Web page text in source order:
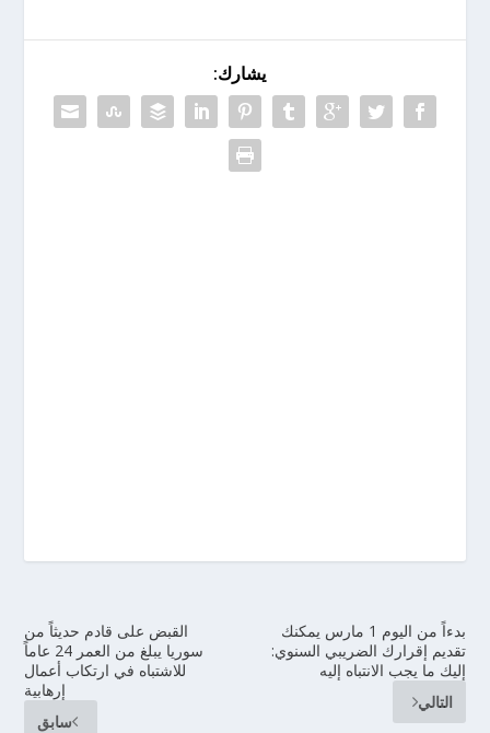
يشارك:
القبض على قادم حديثاً من
سوريا يبلغ من العمر 24 عاماً
للاشتباه في ارتكاب أعمال
إرهابية
سابق
بدءاً من اليوم 1 مارس يمكنك
تقديم إقرارك الضريبي السنوي:
إليك ما يجب الانتباه إليه
التالي